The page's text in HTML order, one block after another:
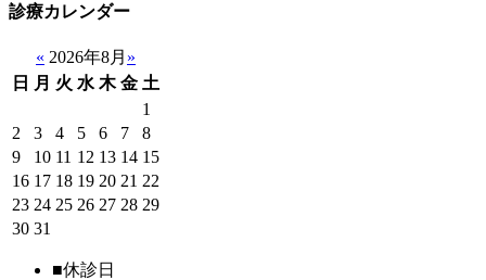
診療カレンダー
« 2026年8月 »
日
月 火 水 木 金 土
1
2
3 4 5 6 7
8
9
10 11 12 13 14 15
16 17 18 19 20 21 22
23 24 25 26 27 28 29
30 31
■休診日